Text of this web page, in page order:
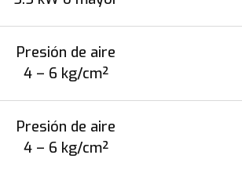
Presión de aire
4 – 6 kg/cm²
Presión de aire
4 – 6 kg/cm²